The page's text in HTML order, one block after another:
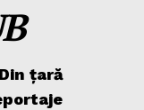
Din țară